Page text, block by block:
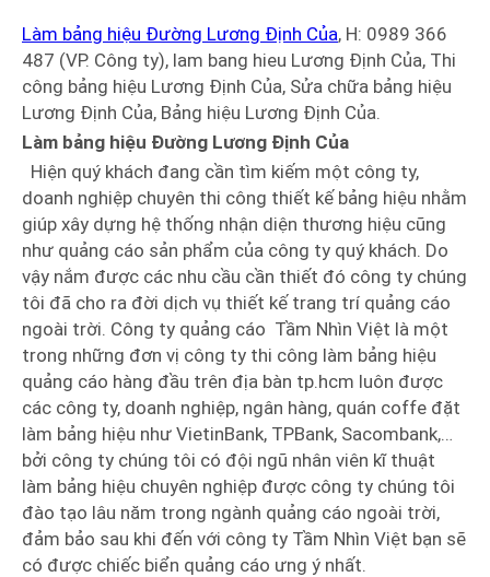
Làm bảng hiệu Đường Lương Định Của, H: 0989 366
487 (VP. Công ty), lam bang hieu Lương Định Của, Thi
công bảng hiệu Lương Định Của, Sửa chữa bảng hiệu
Lương Định Của, Bảng hiệu Lương Định Của.
Làm bảng hiệu Đường Lương Định Của
Hiện quý khách đang cần tìm kiếm một công ty,
doanh nghiệp chuyên thi công thiết kế bảng hiệu nhằm
giúp xây dựng hệ thống nhận diện thương hiệu cũng
như quảng cáo sản phẩm của công ty quý khách. Do
vậy nắm được các nhu cầu cần thiết đó công ty chúng
tôi đã cho ra đời dịch vụ thiết kế trang trí quảng cáo
ngoài trời. Công ty quảng cáo Tầm Nhìn Việt là một
trong những đơn vị công ty thi công làm bảng hiệu
quảng cáo hàng đầu trên địa bàn tp.hcm luôn được
các công ty, doanh nghiệp, ngân hàng, quán coffe đặt
làm bảng hiệu như VietinBank, TPBank, Sacombank,…
bởi công ty chúng tôi có đội ngũ nhân viên kĩ thuật
làm bảng hiệu chuyên nghiệp được công ty chúng tôi
đào tạo lâu năm trong ngành quảng cáo ngoài trời,
đảm bảo sau khi đến với công ty Tầm Nhìn Việt bạn sẽ
có được chiếc biển quảng cáo ưng ý nhất.